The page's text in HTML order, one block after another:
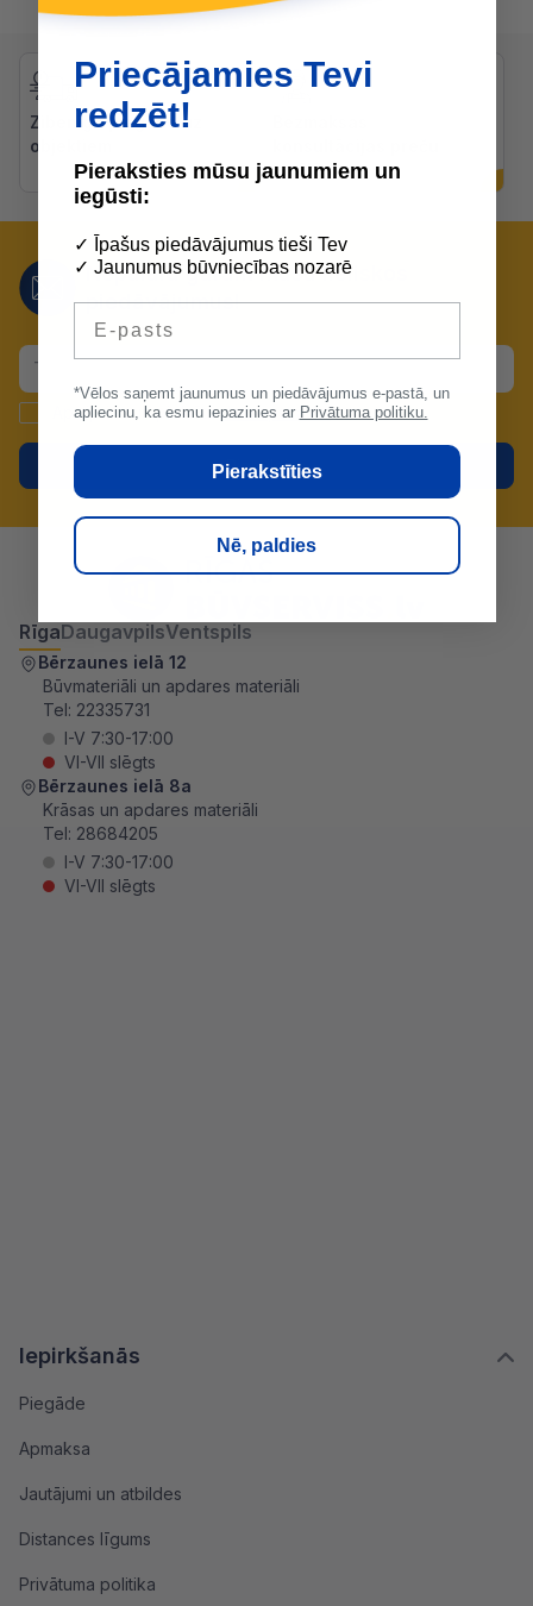
Zibenīga piegāde uz
objektiem
izvēlē
Nepalaid garām mūsu lieliskos
piedāvājumus!
Apstiprinu un piekrītudatu apstrādei.
Pieteikties
Iepirkšanās
Piegāde
Apmaksa
Jautājumi un atbildes
Distances līgums
Privātuma politika
RīgaDaugavpilsVentspils
Bērzaunes ielā 12
Būvmateriāli un apdares materiāli
Tel: 22335731
I-V 7:30-17:00
VI-VII slēgts
Bērzaunes ielā 8a
Krāsas un apdares materiāli
Tel: 28684205
I-V 7:30-17:00
VI-VII slēgts
Priecājamies Tevi
redzēt!
Pieraksties mūsu jaunumiem un
iegūsti:
✓ Īpašus piedāvājumus tieši Tev
✓ Jaunumus būvniecības nozarē
*Vēlos saņemt jaunumus un piedāvājumus e-pastā, un
apliecinu, ka esmu iepazinies ar Privātuma politiku.
Pierakstīties
Nē, paldies